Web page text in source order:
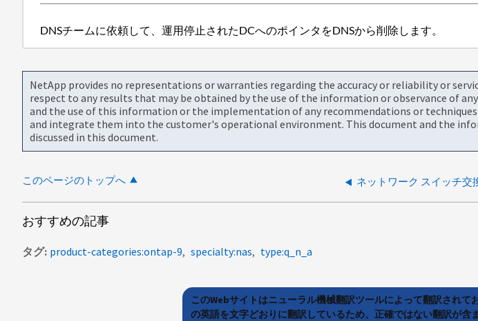
DNSチームに依頼して、運用停止されたDCへのポインタをDNSから削除します。
NetApp provides no representations or warranties regarding the accuracy or reliability or
respect to any results that may be obtained by the use of the information or observance of
and the use of this information or the implementation of any recommendations or
and integrate them into the customer's operational environment. This document and the
discussed in this document.
このページのトップへ
おすすめの記事
タグ product-categories:ontap-9 specialty:nas type:q_n_a
このWebサイトはニューラル機械翻訳ツールによって翻訳され
の英語を文字どおりに翻訳しているため、正確ではない翻訳が